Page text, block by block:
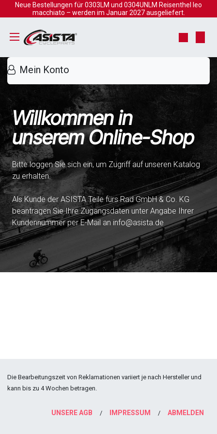
Zum Inhalt springen
Neue Bestellungen für 0303LM und 0304UNLM Reisenthel leo
macchiato – werden im Januar 2027 ausgeliefert.
Willkommen in
unserem Online-Shop
Bitte loggen Sie sich ein, um Zugriff auf unseren Katalog
zu erhalten.
Als Kunde der ASISTA Teile fürs Rad GmbH & Co. KG
beantragen Sie Ihre Zugangsdaten unter Angabe Ihrer
Kundennummer per E-Mail an info@asista.de
Mein Konto
Die Bearbeitungszeit von Reklamationen variiert je nach Hersteller und
kann bis zu 4 Wochen betragen.
UNSERE AGB / IMPRESSUM / ABMELDEN